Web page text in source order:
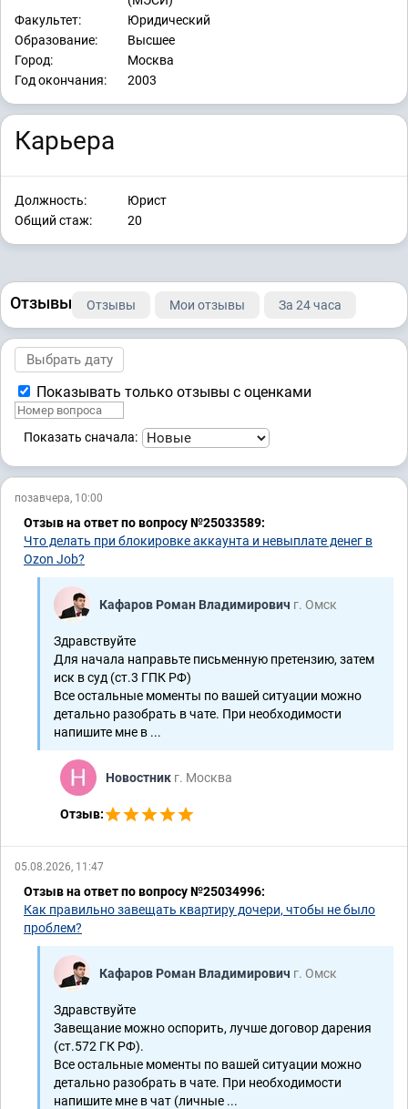
Факультет:
Юридический
Образование:
Высшее
Город:
Москва
Год окончания:
2003
Карьера
Должность:
Юрист
Общий стаж:
20
Отзывы Отзывы Мои отзывы За 24 часа
Показывать только отзывы с оценками
Показать сначала:
позавчера, 10:00
Отзыв на ответ по вопросу №25033589:
Что делать при блокировке аккаунта и невыплате денег в
Ozon Job?
Кафаров Роман Владимирович г. Омск
Здравствуйте
Для начала направьте письменную претензию, затем
иск в суд (ст.3 ГПК РФ)
Все остальные моменты по вашей ситуации можно
детально разобрать в чате. При необходимости
напишите мне в ...
Новостник г. Москва
Отзыв:
05.08.2026, 11:47
Отзыв на ответ по вопросу №25034996:
Как правильно завещать квартиру дочери, чтобы не было
проблем?
Кафаров Роман Владимирович г. Омск
Здравствуйте
Завещание можно оспорить, лучше договор дарения
(ст.572 ГК РФ).
Все остальные моменты по вашей ситуации можно
детально разобрать в чате. При необходимости
напишите мне в чат (личные ...